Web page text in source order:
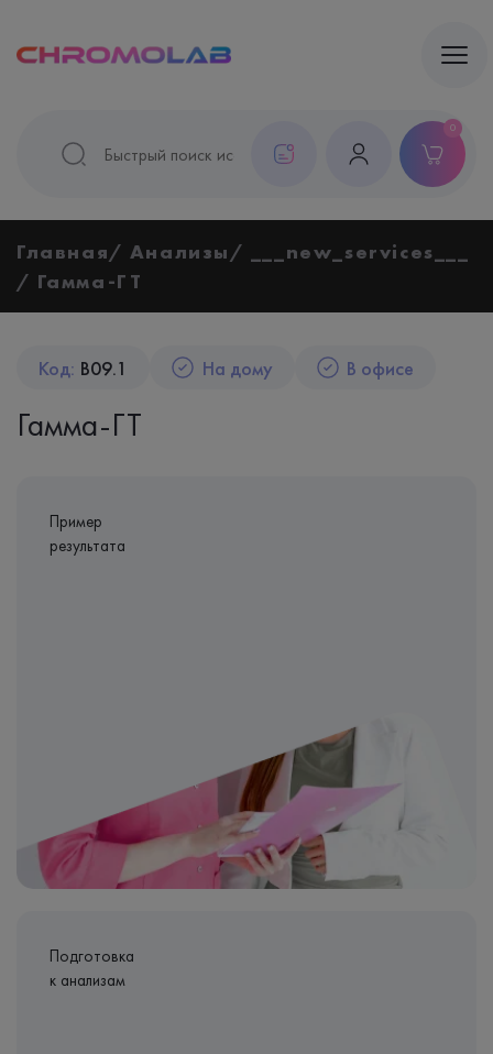
0
Главная Анализы
___new_services___
Гамма-ГТ
Код: B09.1 На дому В офисе
Гамма-ГТ
Пример
результата
Подготовка
к анализам